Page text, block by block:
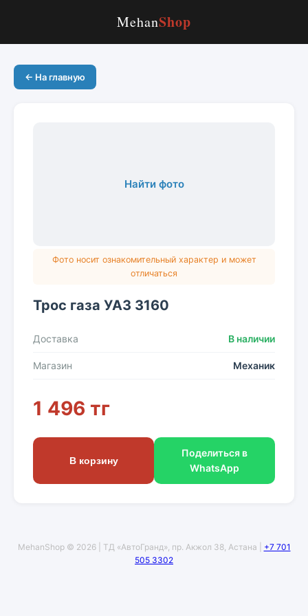
MehanShop
← На главную
Найти фото
Фото носит ознакомительный характер и может
отличаться
Трос газа УАЗ 3160
Доставка В наличии
Магазин Механик
1 496 тг
В корзину
Поделиться в
WhatsApp
MehanShop © 2026 | ТД «АвтоГранд», пр. Акжол 38, Астана | +7 701
505 3302